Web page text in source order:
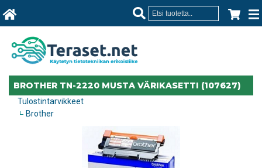
BROTHER TN-2220 MUSTA VÄRIKASETTI (107627)
Tulostintarvikkeet
Brother